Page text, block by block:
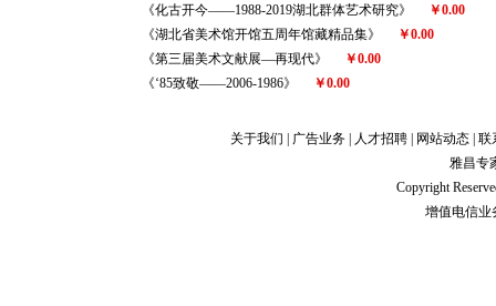
《化古开今——1988-2019湖北群体艺术研究》
￥0.00
《湖北省美术馆开馆五周年馆藏精品集》
￥0.00
《第三届美术文献展—再现代》
￥0.00
《‘85致敬——2006-1986》
￥0.00
关于我们 广告业务 人才招聘 网站动态 联
雅昌专
Copyright
增值电信